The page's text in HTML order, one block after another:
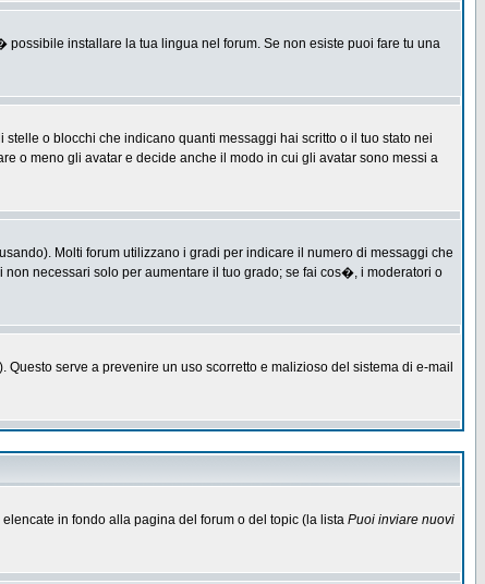
installare la tua lingua nel forum. Se non esiste puoi fare tu una
o blocchi che indicano quanti messaggi hai scritto o il tuo stato nei
o meno gli avatar e decide anche il modo in cui gli avatar sono messi a
Molti forum utilizzano i gradi per indicare il numero di messaggi che
necessari solo per aumentare il tuo grado; se fai cos�, i moderatori o
serve a prevenire un uso scorretto e malizioso del sistema di e-mail
in fondo alla pagina del forum o del topic (la lista Puoi inviare nuovi